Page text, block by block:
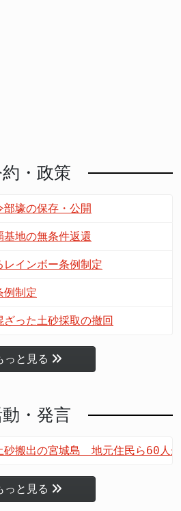
・政策
部壕の保存・公開
地の無条件返還
インボー条例制定
例制定
った土砂採取の撤回
っと見る
・発言
砂搬出の宮城島 地元住民ら60人
っと見る